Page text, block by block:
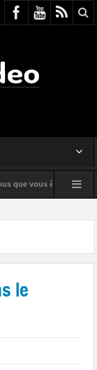
vous êtes super !
le